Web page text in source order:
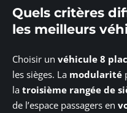
Quels critères
les meilleurs
Choisir un véhicule 8
les sièges. La modularité
la troisième rangée de
de l’espace passagers en